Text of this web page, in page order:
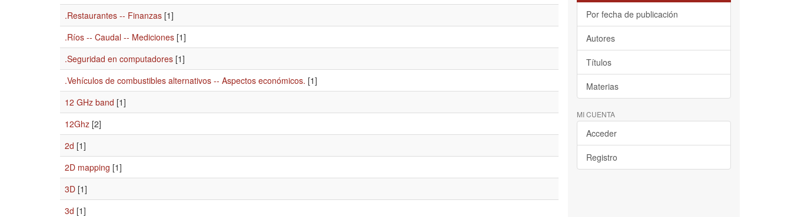
.Restaurantes -- Finanzas [1]
.Ríos -- Caudal -- Mediciones [1]
.Seguridad en computadores [1]
.Vehículos de combustibles alternativos -- Aspectos económicos. [1]
12 GHz band [1]
12Ghz [2]
2d [1]
2D mapping [1]
3D [1]
3d [1]
Por fecha de publicación
Autores
Títulos
Materias
MI CUENTA
Acceder
Registro